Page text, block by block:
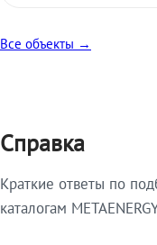
Все объекты →
Справка
Краткие ответы по
каталогам